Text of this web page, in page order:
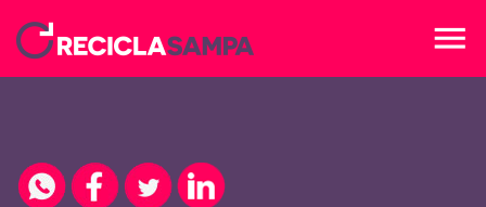
menu